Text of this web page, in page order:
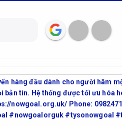
hàng đầu dành cho người hâm
tin. Hệ thống được tối ưu hóa
nowgoal.org.uk/ Phone:
#nowgoalorguk #tysonowgoal